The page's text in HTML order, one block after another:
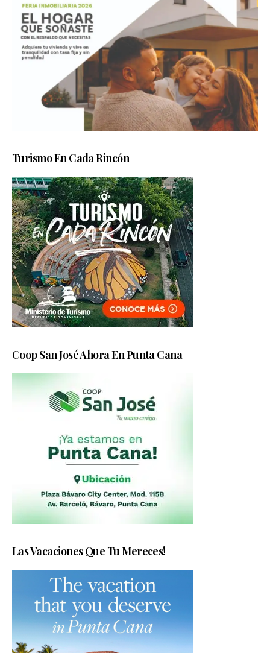
Turismo En Cada Rincón
Coop San José Ahora En Punta Cana
Las Vacaciones Que Tu Mereces!